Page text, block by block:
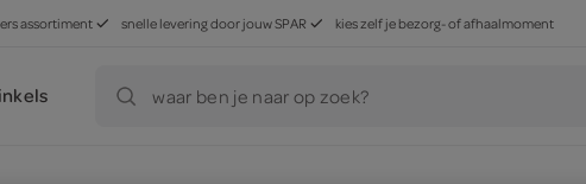
assortiment snelle levering door jouw SPAR kies zelf je bezorg- of afhaalmoment
waar ben je naar op zoek?